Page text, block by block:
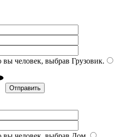
вы человек, выбрав Грузовик.